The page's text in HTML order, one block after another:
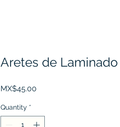
Aretes de Laminado
MX$45.00
Quantity *